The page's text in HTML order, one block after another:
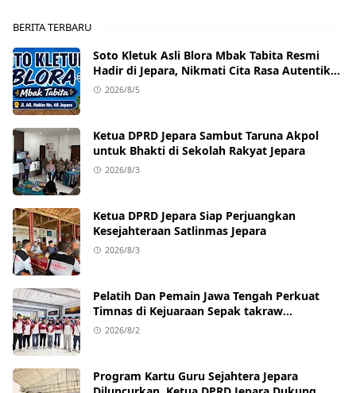
BERITA TERBARU
Soto Kletuk Asli Blora Mbak Tabita Resmi
Hadir di Jepara, Nikmati Cita Rasa Autentik
Mulai Rp10 Ribu
2026/8/5
Ketua DPRD Jepara Sambut Taruna Akpol
untuk Bhakti di Sekolah Rakyat Jepara
2026/8/3
Ketua DPRD Jepara Siap Perjuangkan
Kesejahteraan Satlinmas Jepara
2026/8/3
Pelatih Dan Pemain Jawa Tengah Perkuat
Timnas di Kejuaraan Sepak takraw
Internasional
2026/8/2
Program Kartu Guru Sejahtera Jepara